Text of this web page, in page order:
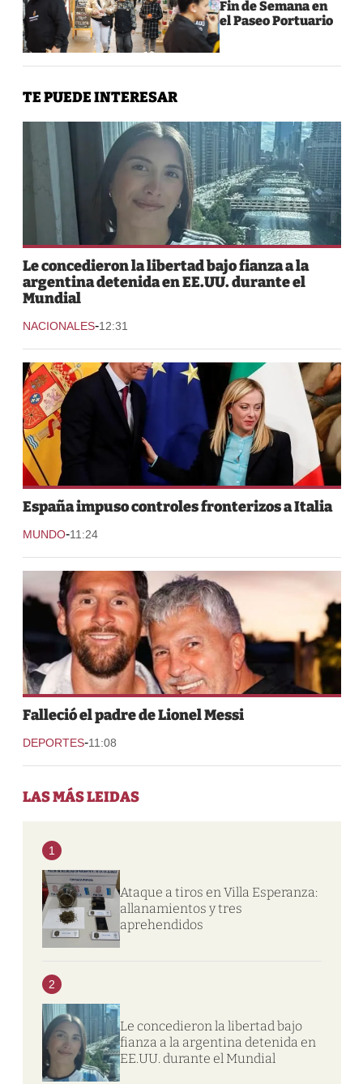
Fin de Semana en
el Paseo Portuario
TE PUEDE INTERESAR
Le concedieron la libertad bajo fianza a la
argentina detenida en EE.UU. durante el
Mundial
NACIONALES-12:31
España impuso controles fronterizos a Italia
MUNDO-11:24
Falleció el padre de Lionel Messi
DEPORTES-11:08
LAS MÁS LEIDAS
1
Ataque a tiros en Villa Esperanza:
allanamientos y tres
aprehendidos
2
Le concedieron la libertad bajo
fianza a la argentina detenida en
EE.UU. durante el Mundial